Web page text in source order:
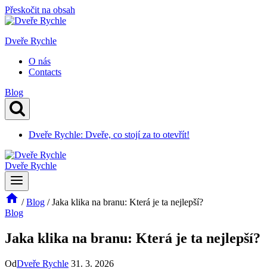
Přeskočit na obsah
Dveře Rychle
O nás
Contacts
Blog
Dveře Rychle: Dveře, co stojí za to otevřít!
Dveře Rychle
/ Blog / Jaka klika na branu: Která je ta nejlepší?
Blog
Jaka klika na branu: Která je ta nejlepší?
OdDveře Rychle 31. 3. 2026